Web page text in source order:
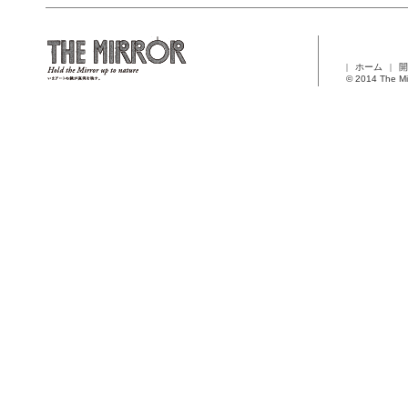
ホーム
© 2014 The